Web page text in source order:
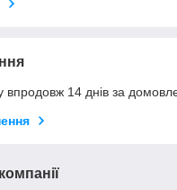
впродовж 14 днів за